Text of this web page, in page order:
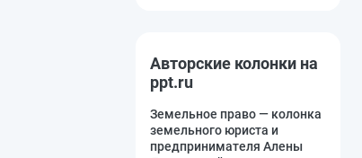
Авторские колонки на
ppt.ru
Земельное право — колонка
земельного юриста и
предпринимателя Алены